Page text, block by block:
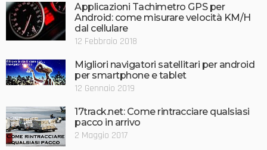
Applicazioni Tachimetro GPS per
Android: come misurare velocità KM/H
dal cellulare
12 Febbraio 2018
Migliori navigatori satellitari per android
per smartphone e tablet
12 Gennaio 2019
17track.net: Come rintracciare qualsiasi
pacco in arrivo
2 Maggio 2017